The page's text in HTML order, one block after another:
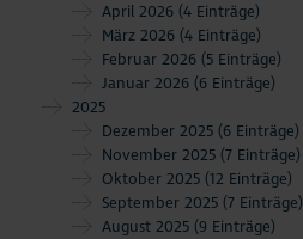
April 2026 (4 Einträge)
März 2026 (4 Einträge)
Februar 2026 (5 Einträge)
Januar 2026 (6 Einträge)
2025
Dezember 2025 (6 Einträge)
November 2025 (7 Einträge)
Oktober 2025 (12 Einträge)
September 2025 (7 Einträge)
August 2025 (9 Einträge)